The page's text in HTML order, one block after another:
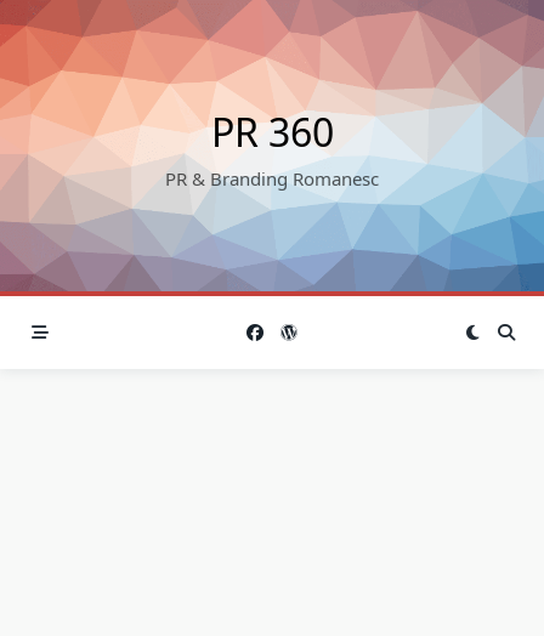
Skip
to
content
PR 360
PR & Branding Romanesc